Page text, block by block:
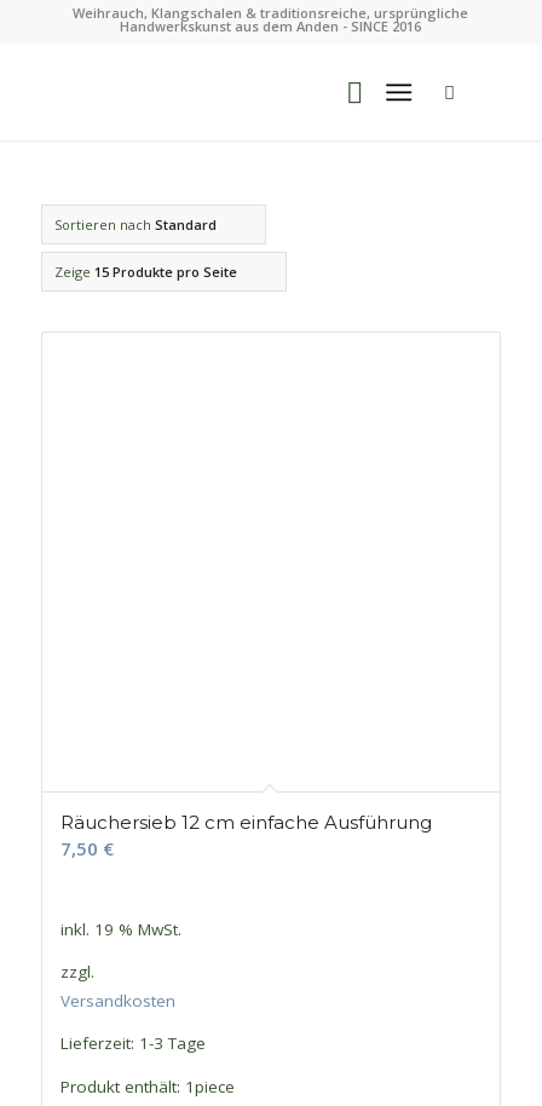
Weihrauch, Klangschalen & traditionsreiche, ursprüngliche
Handwerkskunst aus dem Anden - SINCE 2016
Sortieren nach Standard
Zeige 15 Produkte pro Seite
Räuchersieb 12 cm einfache Ausführung
7,50 €
inkl. 19 % MwSt.
zzgl.
Versandkosten
Lieferzeit: 1-3 Tage
Produkt enthält: 1piece